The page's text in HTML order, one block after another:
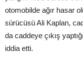
otomobilde ağır hasar
sürücüsü Ali Kaplan,
da caddeye çıkış
iddia etti.